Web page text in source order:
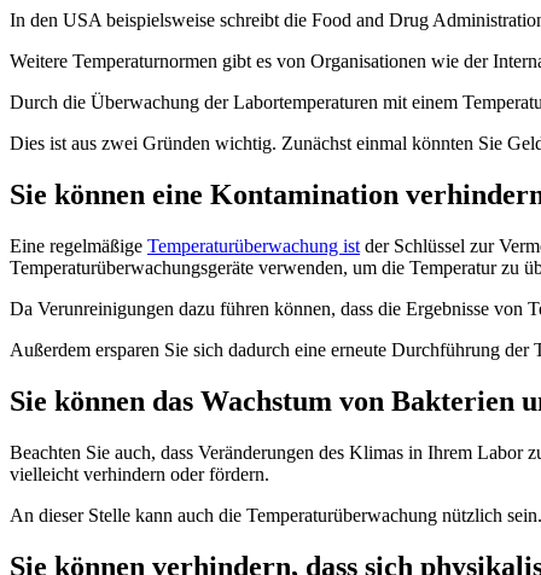
In den USA beispielsweise schreibt die Food and Drug
Weitere Temperaturnormen gibt es von Organisationen wie der
Durch die Überwachung der Labortemperaturen mit einem
Dies ist aus zwei Gründen wichtig. Zunächst einmal könnten Sie
Sie können eine Kontamination
Eine regelmäßige Temperaturüberwachung ist der Schlüssel zur
Temperaturüberwachungsgeräte verwenden, um die Temperatur zu
Da Verunreinigungen dazu führen können, dass die Ergebnisse
Außerdem ersparen Sie sich dadurch eine erneute Durchführung
Sie können das Wachstum von
Beachten Sie auch, dass Veränderungen des Klimas in Ihrem Labor
vielleicht verhindern oder fördern.
An dieser Stelle kann auch die Temperaturüberwachung nützlich
Sie können verhindern, dass sich